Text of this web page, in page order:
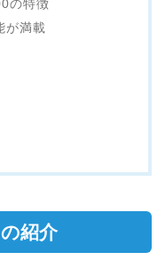
の特徴
が満載
紹介